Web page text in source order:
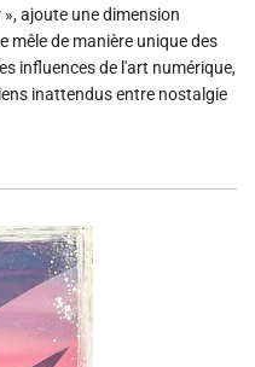
ajoute une dimension
de manière unique des
influences de l'art numérique,
inattendus entre nostalgie